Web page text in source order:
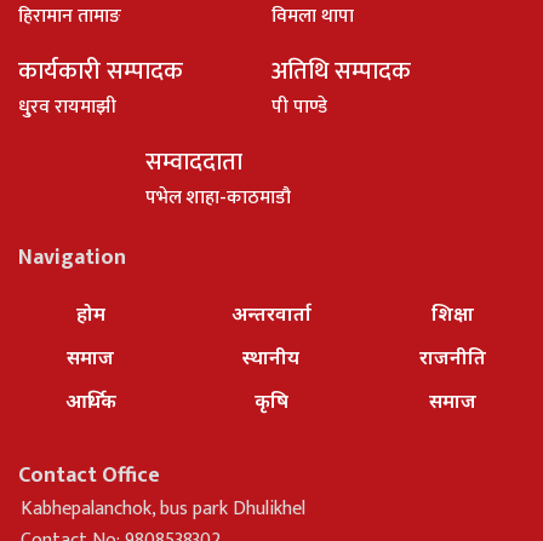
हिरामान तामाङ विमला थापा
कार्यकारी सम्पादक
धु्रव रायमाझी
अतिथि सम्पादक
पी पाण्डे
सम्वाददाता
पभेल शाहा-काठमाडौ
Navigation
होम
समाज
आर्थिक
अन्तरवार्ता
स्थानीय
कृषि
शिक्षा
राजनीति
समाज
Contact Office
Kabhepalanchok, bus park Dhulikhel